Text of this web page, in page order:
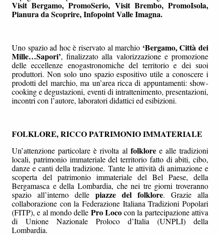
Visit Bergamo, PromoSerio, Visit Brembo, PromoIsola,
Pianura da Scoprire, Infopoint Valle Imagna.
Uno spazio ad hoc è riservato al marchio ‘Bergamo, Città dei
Mille…Sapori’, finalizzato alla valorizzazione e promozione
delle eccellenze enogastronomiche del territorio e dei suoi
produttori. Non solo uno spazio espositivo utile a conoscere i
prodotti del marchio, ma un’area ricca di appuntamenti: show-
cooking e degustazioni, eventi di intrattenimento, presentazioni,
incontri con l’autore, laboratori didattici ed esibizioni.
FOLKLORE, RICCO PATRIMONIO IMMATERIALE
Un’attenzione particolare è rivolta al folkloree alle tradizioni
locali, patrimonio immateriale del territorio fatto di abiti, cibo,
danze e canti della tradizione. Tante le attività di animazione e
scoperta del patrimonio immateriale del Bel Paese, della
Bergamasca e della Lombardia, che nei tre giorni troveranno
spazio all’interno delle piazze del folklore. Grazie alla
collaborazione con la Federazione Italiana Tradizioni Popolari
(FITP), e al mondo delle Pro Lococon la partecipazione attiva
di Unione Nazionale Proloco d’Italia (UNPLI) della
Lombardia.